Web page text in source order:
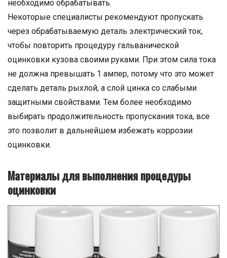
необходимо обрабатывать.
Некоторые специалисты рекомендуют пропускать
через обрабатываемую деталь электрический ток,
чтобы повторить процедуру гальванической
оцинковки кузова своими руками. При этом сила тока
не должна превышать 1 ампер, потому что это может
сделать деталь рыхлой, а слой цинка со слабыми
защитными свойствами. Тем более необходимо
выбирать продолжительность пропускания тока, все
это позволит в дальнейшем избежать коррозии
оцинковки.
Материалы для выполнения процедуры
оцинковки